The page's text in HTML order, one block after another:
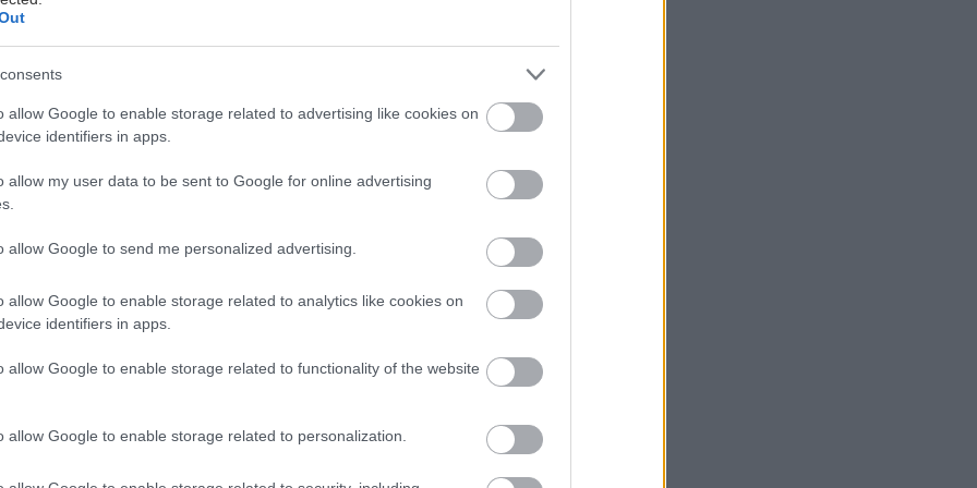
allow Google to enable storage related to advertising like cookies on
identifiers in apps.
allow my user data to be sent to Google for online advertising
allow Google to send me personalized advertising.
allow Google to enable storage related to analytics like cookies on
identifiers in apps.
allow Google to enable storage related to functionality of the website
allow Google to enable storage related to personalization.
αίσθημα απόλυτα αντιληπτό από τον θεατή που ”δεν χορταίνει”
του και να αποτυπώνει στη μνήμη του τις ξεκάθαρες και
τα μοντέλα του για να τα ειρωνευτεί ή για να τα σαρκάσει-
κάνει είναι ξεκάθαρο και δεν σχετίζεται με τη σιλουέττα τους.
ασκητική άλλωστε μορφή-
έλκεται από ”το παιχνίδι των
από καθημερινές ιστορίες, όπως δείχνει η θεματολογία του. Το
εύκολα αναγνώσιμο, αλλά σε καμιά περίπτωση αφελές.
φιλοξενείται στην πινακοθήκη- τη μεγαλύτερη της καριέρας του-
αξίζει να γίνει στους πίνακες που σχολιάζουν τα βασανιστήρια
κατά τον πρόσφατο πόλεμο.
των γνώσεών μας και του αντικειμένου μας να κρίνουμε την
Μποτέρο στον παγκόσμιο πολιτισμό. Αυτό που μπορούμε